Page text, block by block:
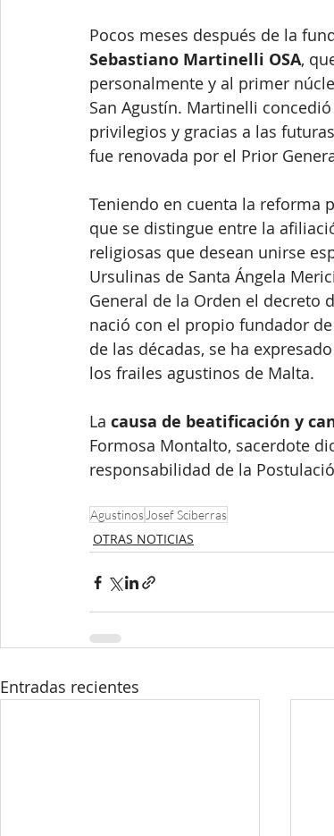
Pocos meses después de la
Sebastiano Martinelli OSA,
personalmente y al primer
San Agustín. Martinelli
privilegios y gracias a las
fue renovada por el Prior
Teniendo en cuenta la reforma
que se distingue entre la
religiosas que desean unirse
Ursulinas de Santa Ángela
General de la Orden el
nació con el propio fundador
de las décadas, se ha
los frailes agustinos de Malta.
La causa de beatificación y
Formosa Montalto, sacerdote
responsabilidad de la
Agustinos Josef Sciberras
OTRAS NOTICIAS
Entradas recientes